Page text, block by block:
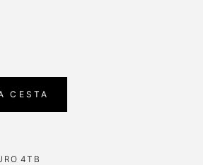
CESTA
4TB